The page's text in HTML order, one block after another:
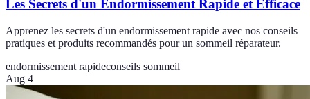
Les Secrets d'un Endormissement Rapide et Efficace
Apprenez les secrets d'un endormissement rapide avec nos conseils
pratiques et produits recommandés pour un sommeil réparateur.
endormissement rapideconseils sommeil
Aug 4